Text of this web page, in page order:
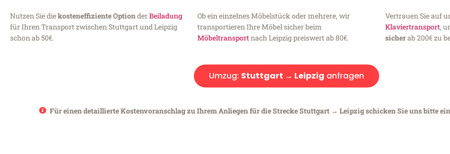
Nutzen Sie diekosteneffiziente OptionderBeiladung
für Ihren Transport zwischen Stuttgart und Leipzig
schon ab 50€.
Ob ein einzelnes Möbelstück oder mehrere, wir
transportieren Ihre Möbel sicher beim
Möbeltransportnach Leipzig preiswert ab 80€.
Vertrauen Sie auf
Klaviertransport,
sicherab 200€ zu
Umzug: Stuttgart → Leipzig anfragen
Für einen detaillierte Kostenvoranschlag zu Ihrem Anliegen für die Strecke Stuttgart → Leipzig schicken Sie uns bitte